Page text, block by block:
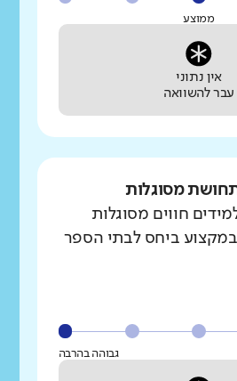
ממוצע
אין נתוני
עבר להשוואה
מסוגלות
חווים מסוגלות
ביחס לבתי הספר
גבוהה בהרבה